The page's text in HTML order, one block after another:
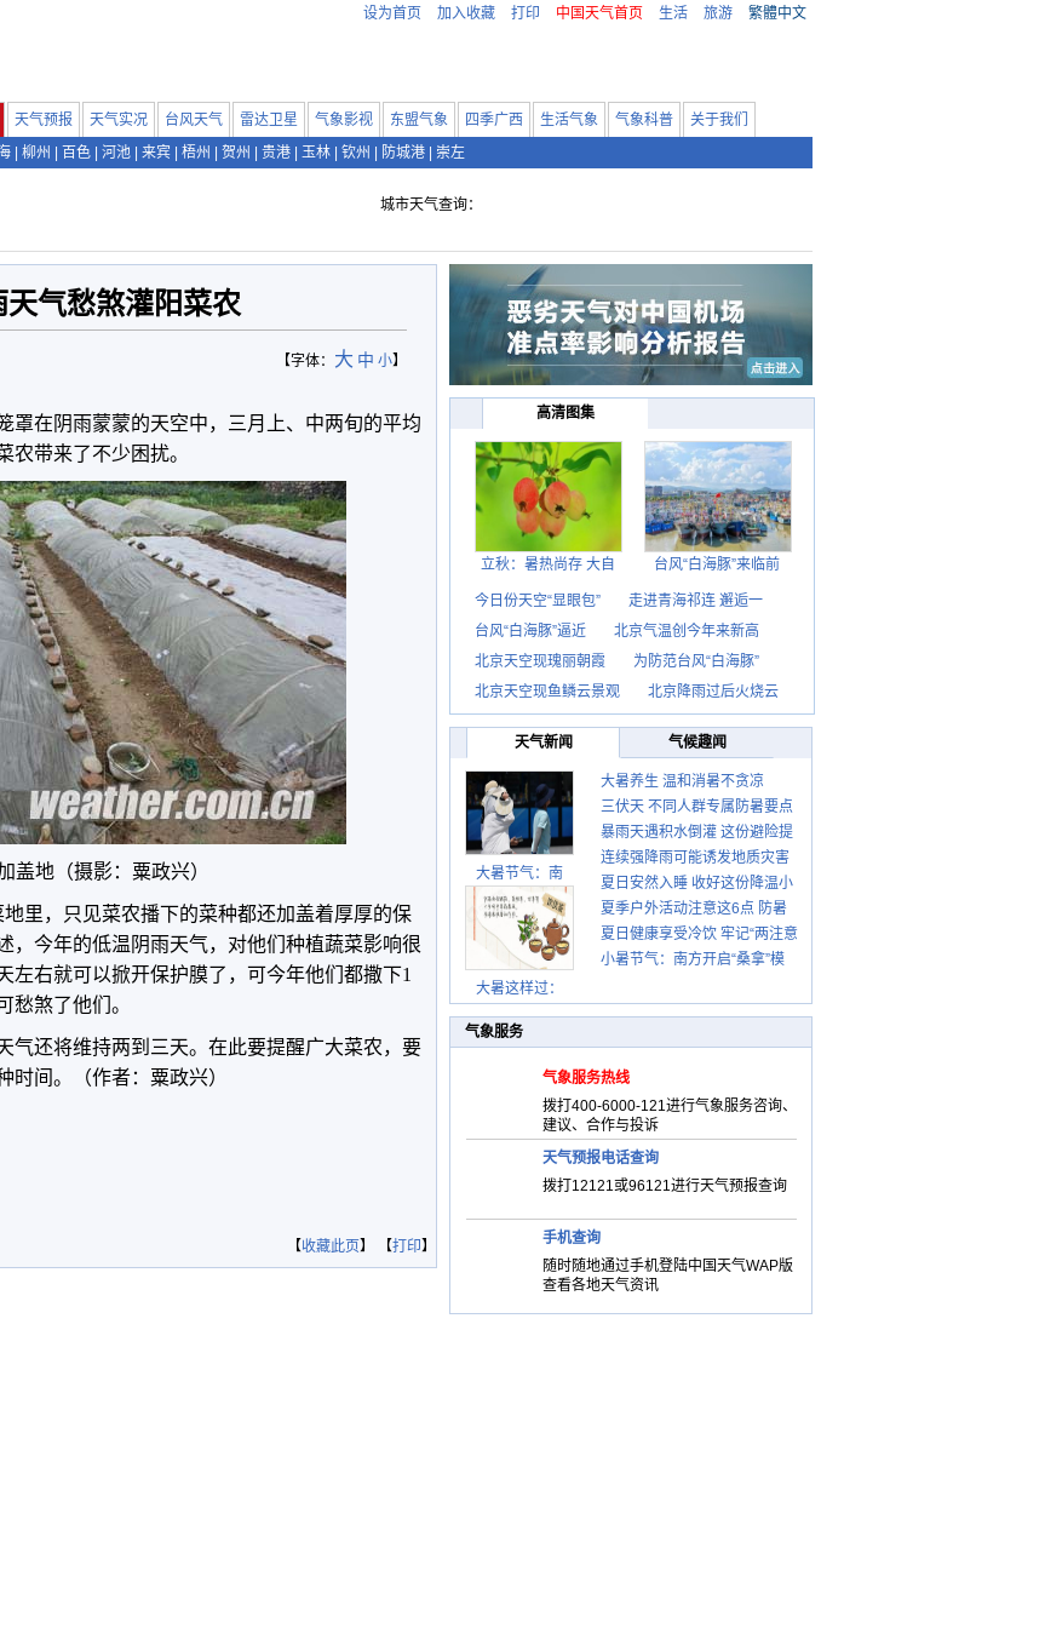
设为首页 加入收藏 打印 中国天气首页 生活 旅游 繁體中文
天气预报 天气实况 台风天气 雷达卫星 气象影视 东盟气象 四季广西 生活气象 气象科普
关于我们
柳州 百色 河池 来宾 梧州 贺州 贵港 玉林 钦州 防城港 崇左
城市天气查询：
气愁煞灌阳菜农
【字体： 大 中 小】
罩在阴雨蒙蒙的天空中，三月上、中两旬的平均
农带来了不少困扰。
盖地（摄影：粟政兴）
里，只见菜农播下的菜种都还加盖着厚厚的保
，今年的低温阴雨天气，对他们种植蔬菜影响很
左右就可以掀开保护膜了，可今年他们都撒下1
愁煞了他们。
气还将维持两到三天。在此要提醒广大菜农，要
时间。（作者：粟政兴）
【收藏此页】 【打印】
高清图集
立秋：暑热尚存 大自 台风“白海豚”来临前
今日份天空“显眼包”
走进青海祁连 邂逅一
台风“白海豚”逼近
北京气温创今年来新高
北京天空现瑰丽朝霞
为防范台风“白海豚”
北京天空现鱼鳞云景观
北京降雨过后火烧云
天气新闻
气候趣闻
大暑节气：南
大暑这样过：
大暑养生 温和消暑不贪凉
三伏天 不同人群专属防暑要点
请收好
暴雨天遇积水倒灌 这份避险提
示请收好
连续强降雨可能诱发地质灾害
这些前兆要知道
夏日安然入睡 收好这份降温小
贴士
夏季户外活动注意这6点 防暑
健身两不误
夏日健康享受冷饮 牢记“两注意
一控制”
小暑节气：南方开启“桑拿”模
气象服务
气象服务热线
拨打400-6000-121进行气象服务咨询、
建议、合作与投诉
天气预报电话查询
拨打12121或96121进行天气预报查询
手机查询
随时随地通过手机登陆中国天气WAP版
查看各地天气资讯